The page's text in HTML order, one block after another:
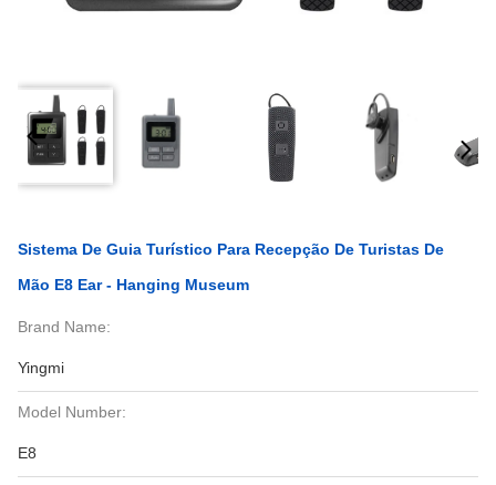
Sistema De Guia Turístico Para Recepção De Turistas De
Mão E8 Ear - Hanging Museum
Brand Name:
Yingmi
Model Number:
E8